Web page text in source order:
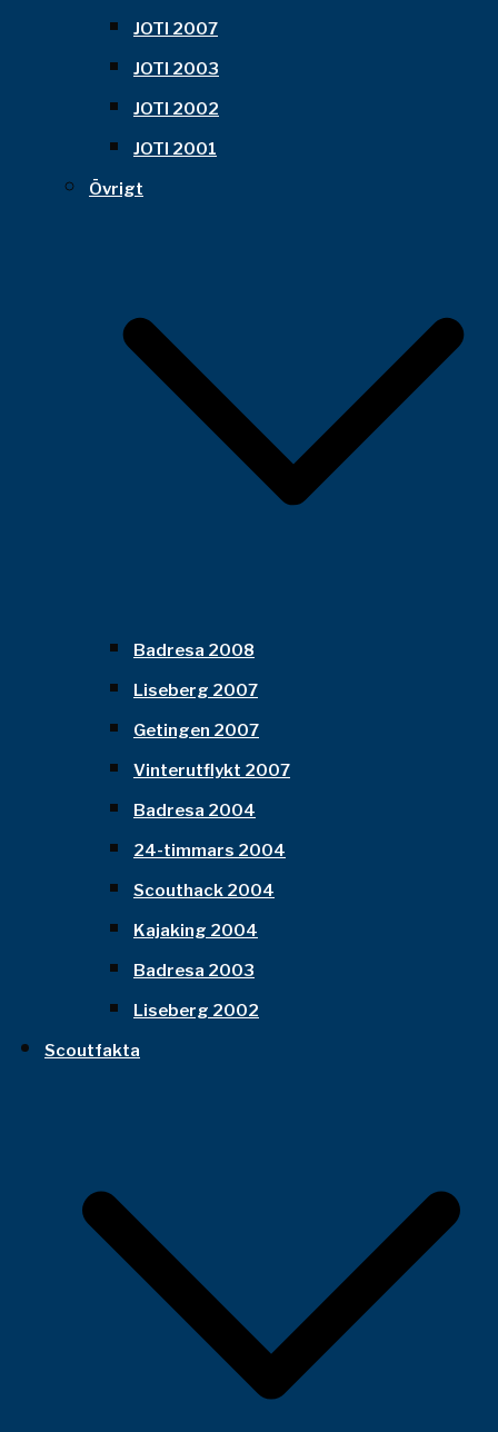
JOTI 2007
JOTI 2003
JOTI 2002
JOTI 2001
Övrigt
Badresa 2008
Liseberg 2007
Getingen 2007
Vinterutflykt 2007
Badresa 2004
24-timmars 2004
Scouthack 2004
Kajaking 2004
Badresa 2003
Liseberg 2002
Scoutfakta